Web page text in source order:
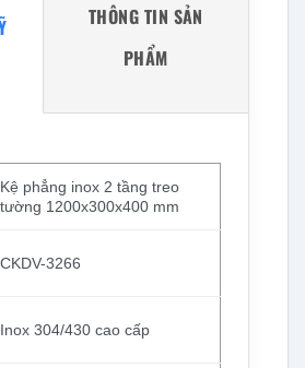
THÔNG TIN SẢN
PHẨM
Kệ phẳng inox 2 tầng treo
tường 1200x300x400 mm
CKDV-3266
Inox 304/430 cao cấp